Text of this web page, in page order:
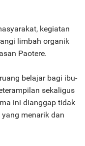
kegiatan
limbah organik
Paotere.
belajar bagi ibu-
sekaligus
ini dianggap tidak
menarik dan